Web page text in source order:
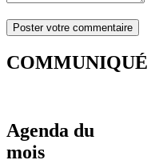
COMMUNIQUÉ
Agenda du
mois